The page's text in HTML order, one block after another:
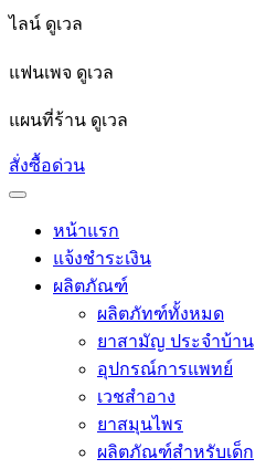
ไลน์ ดูเวล
แฟนเพจ ดูเวล
แผนที่ร้าน ดูเวล
สั่งซื้อด่วน
หน้าแรก
แจ้งชำระเงิน
ผลิตภัณฑ์
ผลิตภัทฑ์ทั้งหมด
ยาสามัญ ประจำบ้าน
อุปกรณ์การแพทย์
เวชสำอาง
ยาสมุนไพร
ผลิตภัณฑ์สำหรับเด็ก